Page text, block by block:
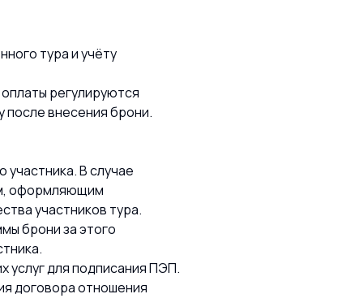
тура и учёту
регулируются
после внесения брони.
В случае
оформляющим
участников тура.
брони за этого
услуг для подписания ПЭП.
договора отношения